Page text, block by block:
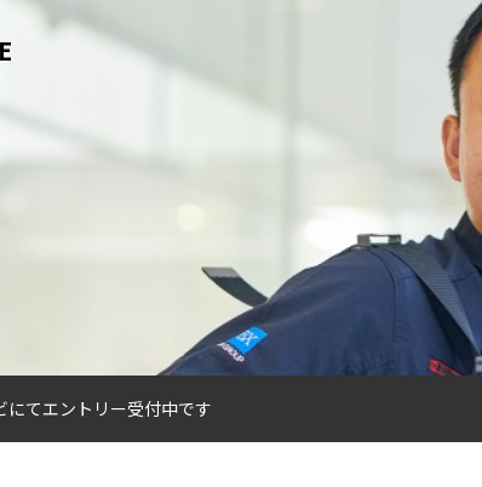
てエントリー受付中です